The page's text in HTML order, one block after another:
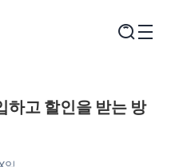
고 할인을 받는 방